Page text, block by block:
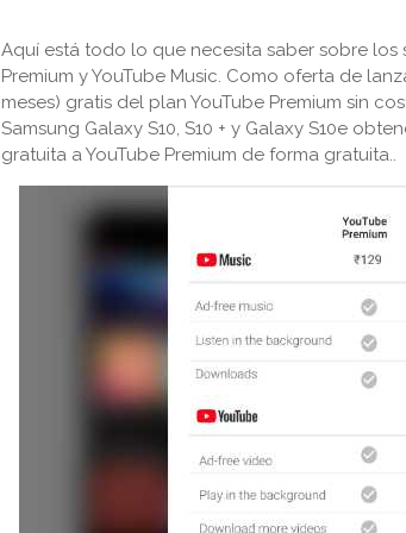
Aquí está todo lo que necesita saber sobre los
Premium y YouTube Music. Como oferta de
meses) gratis del plan YouTube Premium sin
Samsung Galaxy S10, S10 + y Galaxy S10e
gratuita a YouTube Premium de forma gratuita..